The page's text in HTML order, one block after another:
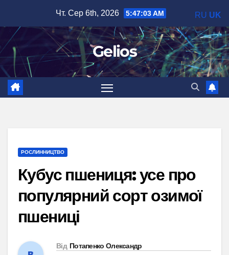
вмісту
Чт. Сер 6th, 2026 5:47:04 AM
Gelios
РОСЛИННИЦТВО
Кубус пшениця: усе про
популярний сорт озимої
пшениці
Від Потапенко Олександр
RU UK